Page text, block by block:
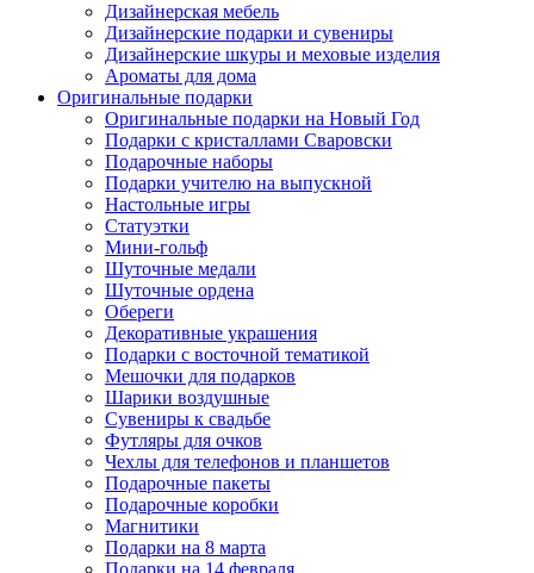
Дизайнерская мебель
Дизайнерские подарки и сувениры
Дизайнерские шкуры и меховые изделия
Ароматы для дома
Оригинальные подарки
Оригинальные подарки на Новый Год
Подарки с кристаллами Сваровски
Подарочные наборы
Подарки учителю на выпускной
Настольные игры
Статуэтки
Мини-гольф
Шуточные медали
Шуточные ордена
Обереги
Декоративные украшения
Подарки с восточной тематикой
Мешочки для подарков
Шарики воздушные
Сувениры к свадьбе
Футляры для очков
Чехлы для телефонов и планшетов
Подарочные пакеты
Подарочные коробки
Магнитики
Подарки на 8 марта
Подарки на 14 февраля